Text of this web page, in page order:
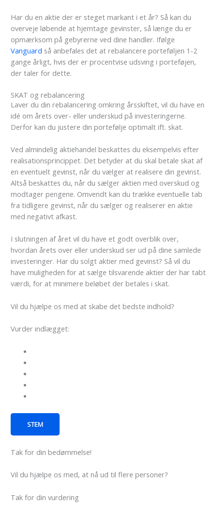
Har du en aktie der er steget markant i et år? Så kan du
overveje løbende at hjemtage gevinster, så længe du er
opmærksom på gebyrerne ved dine handler. Ifølge
Vanguard så anbefales det at rebalancere porteføljen 1-2
gange årligt, hvis der er procentvise udsving i porteføjen,
der taler for dette.
SKAT og rebalancering
Laver du din rebalancering omkring årsskiftet, vil du have en
idé om årets over- eller underskud på investeringerne.
Derfor kan du justere din portefølje optimalt ift. skat.
Ved almindelig aktiehandel beskattes du eksempelvis efter
realisationsprincippet. Det betyder at du skal betale skat af
en eventuelt gevinst, når du vælger at realisere din gevinst.
Altså beskattes du, når du sælger aktien med overskud og
modtager pengene. Omvendt kan du trække eventuelle tab
fra tidligere gevinst, når du sælger og realiserer en aktie
med negativt afkast.
I slutningen af året vil du have et godt overblik over,
hvordan årets over eller underskud ser ud på dine samlede
investeringer. Har du solgt aktier med gevinst? Så vil du
have muligheden for at sælge tilsvarende aktier der har tabt
værdi, for at minimere beløbet der betales i skat.
Vil du hjælpe os med at skabe det bedste indhold?
Vurder indlægget:
STEM
Tak for din bedømmelse!
Vil du hjælpe os med, at nå ud til flere personer?
Tak for din vurdering